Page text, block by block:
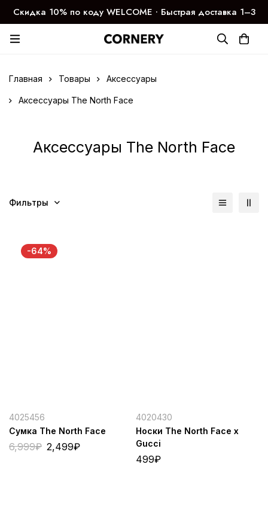
Скидка 10% по коду WELCOME ∙ Быстрая доставка 1–3
дня
Главная Товары Аксессуары
Аксессуары The North Face
Аксессуары The North Face
Фильтры
-64%
4025456
Сумка The North Face
6,999₽ 2,499₽
4020430
Носки The North Face x
Gucci
499₽